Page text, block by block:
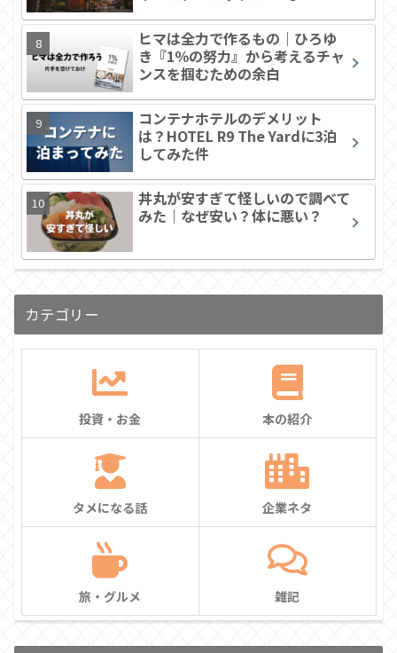
ヒマは全力で作るもの｜ひろゆ
き『1％の努力』から考えるチャ
ンスを掴むための余白
コンテナホテルのデメリット
は？HOTEL R9 The Yardに3泊
してみた件
丼丸が安すぎて怪しいので調べて
みた｜なぜ安い？体に悪い？
カテゴリー
投資・お金 本の紹介
タメになる話 企業ネタ
旅・グルメ 雑記